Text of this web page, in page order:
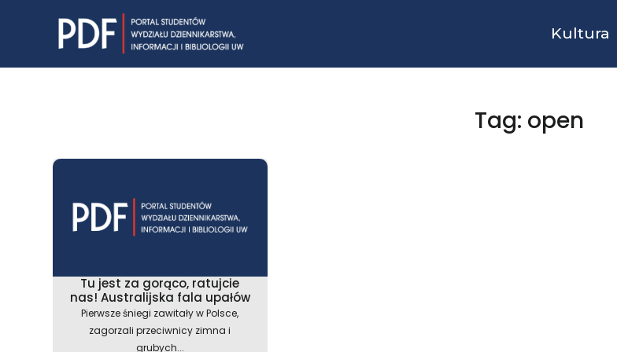
Kultura
Tag: open
Tu jest za gorąco, ratujcie
nas! Australijska fala upałów
Pierwsze śniegi zawitały w Polsce,
zagorzali przeciwnicy zimna i
grubych...